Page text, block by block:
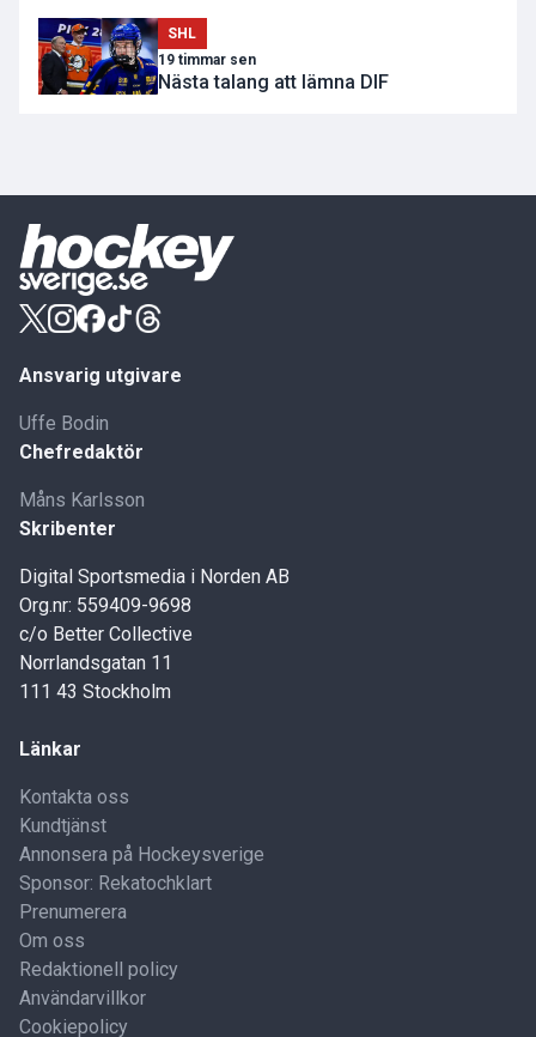
SHL
19 timmar sen
Nästa talang att lämna DIF
Ansvarig utgivare
Uffe Bodin
Chefredaktör
Måns Karlsson
Skribenter
Digital Sportsmedia i Norden AB
Org.nr: 559409-9698
c/o Better Collective
Norrlandsgatan 11
111 43 Stockholm
Länkar
Kontakta oss
Kundtjänst
Annonsera på Hockeysverige
Sponsor: Rekatochklart
Prenumerera
Om oss
Redaktionell policy
Användarvillkor
Cookiepolicy